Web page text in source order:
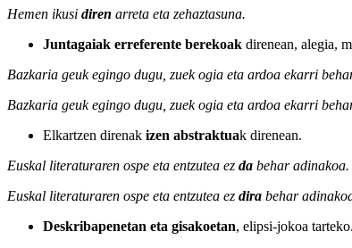
Hemen ikusi diren arreta eta zehaztasuna.
Juntagaiak erreferente berekoak direnean, alegia,
Bazkaria geuk egingo dugu, zuek ogia eta ardoa ekarri
Bazkaria geuk egingo dugu, zuek ogia eta ardoa ekarri
Elkartzen direnak izen abstraktuak direnean.
Euskal literaturaren ospe eta entzutea ez da behar adinakoa.
Euskal literaturaren ospe eta entzutea ez dira behar
Deskribapenetan eta gisakoetan, elipsi-jokoa tarteko.